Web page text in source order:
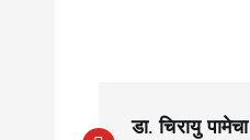
डा. चिरायु